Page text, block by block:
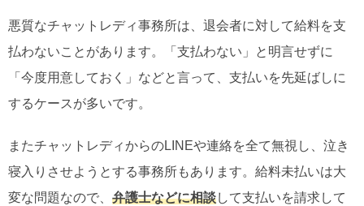
悪質なチャットレディ事務所は、退会者に対して給料を支
払わないことがあります。「支払わない」と明言せずに
「今度用意しておく」などと言って、支払いを先延ばしに
するケースが多いです。
またチャットレディからのLINEや連絡を全て無視し、泣き
寝入りさせようとする事務所もあります。給料未払いは大
変な問題なので、 弁護士などに相談して支払いを請求して